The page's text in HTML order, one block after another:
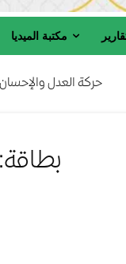
مكتبة الميديا
حركة العدل